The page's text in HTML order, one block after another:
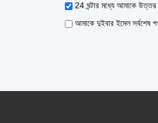
24 ঘন্টার মধ্যে আমাকে উত্তর
আমাকে দুইবার ইমেল সর্বশেষ